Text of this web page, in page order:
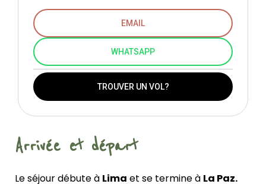
Arrivée et départ
Le séjour débute à Lima et se termine à La Paz.
EMAIL
WHATSAPP
TROUVER UN VOL?